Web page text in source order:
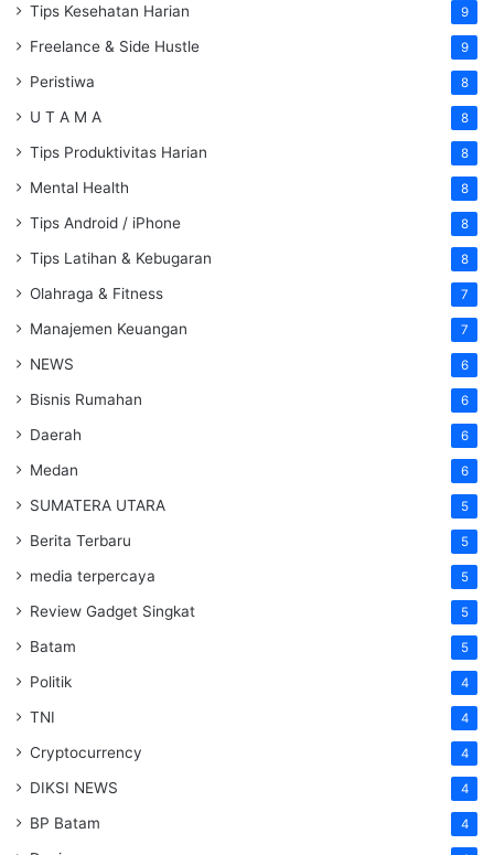
Tips Kesehatan Harian 9
Freelance & Side Hustle 9
Peristiwa 8
U T A M A 8
Tips Produktivitas Harian 8
Mental Health 8
Tips Android / iPhone 8
Tips Latihan & Kebugaran 8
Olahraga & Fitness 7
Manajemen Keuangan 7
NEWS 6
Bisnis Rumahan 6
Daerah 6
Medan 6
SUMATERA UTARA 5
Berita Terbaru 5
media terpercaya 5
Review Gadget Singkat 5
Batam 5
Politik 4
TNI 4
Cryptocurrency 4
DIKSI NEWS 4
BP Batam 4